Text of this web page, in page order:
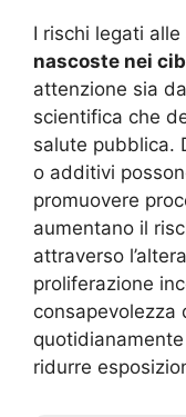
I rischi legati alle
nascoste nei
attenzione sia
scientifica che
salute pubblica.
o additivi
promuovere
aumentano il
attraverso
proliferazione
consapevolezza
ridurre